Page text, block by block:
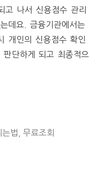
고 나서 신용점수 관리
데요. 금융기관에서는
개인의 신용점수 확인
단하게 되고 최종적으
법, 무료조회